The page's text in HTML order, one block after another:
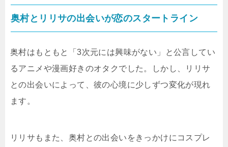
奥村とリリサの出会いが恋のスタートライン
奥村はもともと「3次元には興味がない」と公言してい
るアニメや漫画好きのオタクでした。しかし、リリサ
との出会いによって、彼の心境に少しずつ変化が現れ
ます。
リリサもまた、奥村との出会いをきっかけにコスプレ